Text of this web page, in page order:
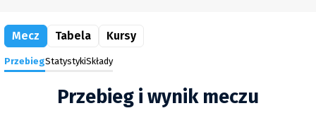
Mecz Tabela Kursy
PrzebiegStatystykiSkłady
Przebieg i wynik meczu